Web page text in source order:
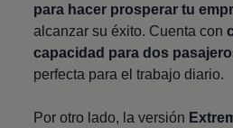
para hacer prosperar tu
alcanzar su éxito. Cuenta con
capacidad para dos
perfecta para el trabajo diario.
Por otro lado, la versión